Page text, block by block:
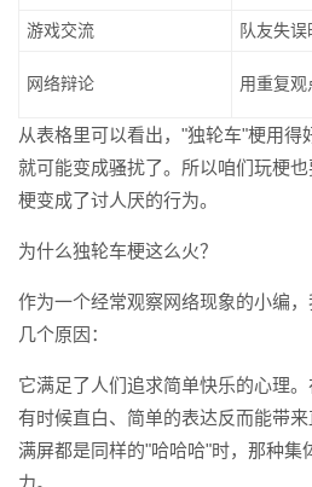
游戏交流 队友失
网络辩论 用重复观
从表格里可以看出，"独轮车"梗用
就可能变成骚扰了。所以咱们玩梗
梗变成了讨人厌的行为。
为什么独轮车梗这么火？
作为一个经常观察网络现象的小编
几个原因：
它满足了人们追求简单快乐的心理。
有时候直白、简单的表达反而能带
满屏都是同样的"哈哈哈"时，那种集
力。